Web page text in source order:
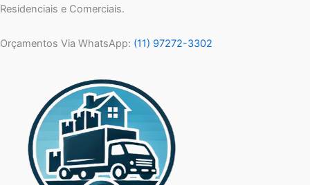
Residenciais e Comerciais.
Orçamentos Via WhatsApp: (11) 97272-3302